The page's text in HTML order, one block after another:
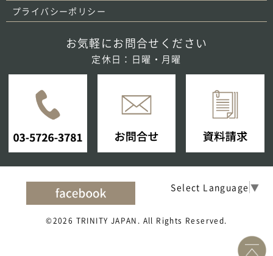
プライバシーポリシー
お気軽にお問合せください
定休日：日曜・月曜
Select Language ▼
©2026 TRINITY JAPAN. All Rights Reserved.